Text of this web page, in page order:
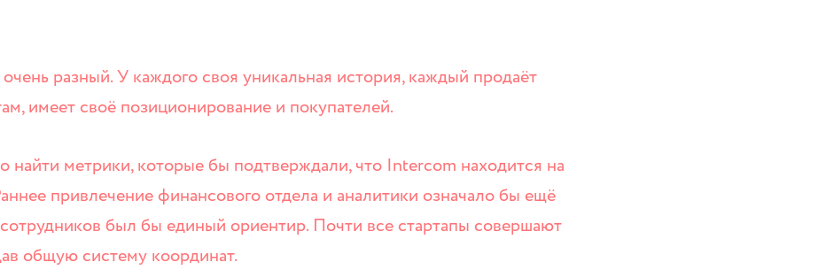
разный. У каждого своя уникальная история, каждый продаёт
имеет своё позиционирование и покупателей.
метрики, которые бы подтверждали, что Intercom находится на
привлечение финансового отдела и аналитики означало бы ещё
сотрудников был бы единый ориентир. Почти все стартапы совершают
общую систему координат.